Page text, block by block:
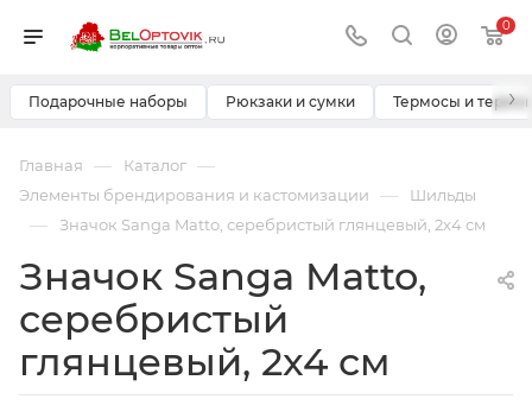
0
Подарочные наборы Рюкзаки и сумки Термосы и ›
Главная — Каталог —
Элементы брендирования и кастомизации — Шильды
— Значок Sanga Matto, серебристый глянцевый, 2x4 см
Значок Sanga Matto,
серебристый
глянцевый, 2x4 см